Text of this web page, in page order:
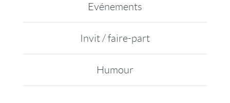
Evénements
Invit / faire-part
Humour